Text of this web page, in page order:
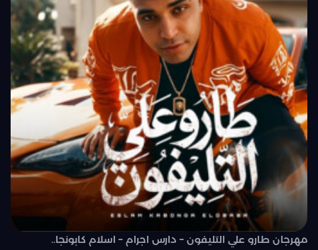
مهرجان طارو علي التليفون – دارس اجرام – اسلام كابونجا..